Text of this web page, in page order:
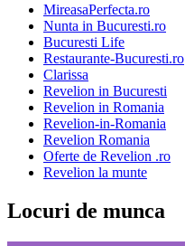
MireasaPerfecta.ro
Nunta in Bucuresti.ro
Bucuresti Life
Restaurante-Bucuresti.ro
Clarissa
Revelion in Bucuresti
Revelion in Romania
Revelion-in-Romania
Revelion Romania
Oferte de Revelion .ro
Revelion la munte
Locuri de munca